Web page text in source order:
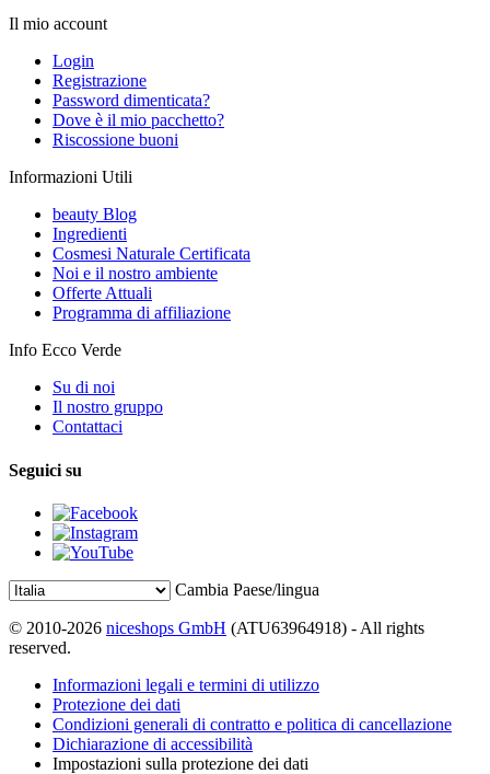
Il mio account
Login
Registrazione
Password dimenticata?
Dove è il mio pacchetto?
Riscossione buoni
Informazioni Utili
beauty Blog
Ingredienti
Cosmesi Naturale Certificata
Noi e il nostro ambiente
Offerte Attuali
Programma di affiliazione
Info Ecco Verde
Su di noi
Il nostro gruppo
Contattaci
Seguici su
Cambia Paese/lingua
© 2010-2026 niceshops GmbH (ATU63964918) - All rights
reserved.
Informazioni legali e termini di utilizzo
Protezione dei dati
Condizioni generali di contratto e politica di cancellazione
Dichiarazione di accessibilità
Impostazioni sulla protezione dei dati